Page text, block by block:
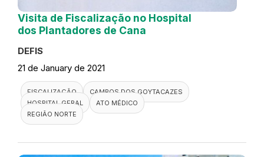
Visita de Fiscalização no Hospital
dos Plantadores de Cana
DEFIS
21 de January de 2021
FISCALIZAÇÃO
CAMPOS DOS GOYTACAZES
HOSPITAL GERAL
ATO MÉDICO
REGIÃO NORTE